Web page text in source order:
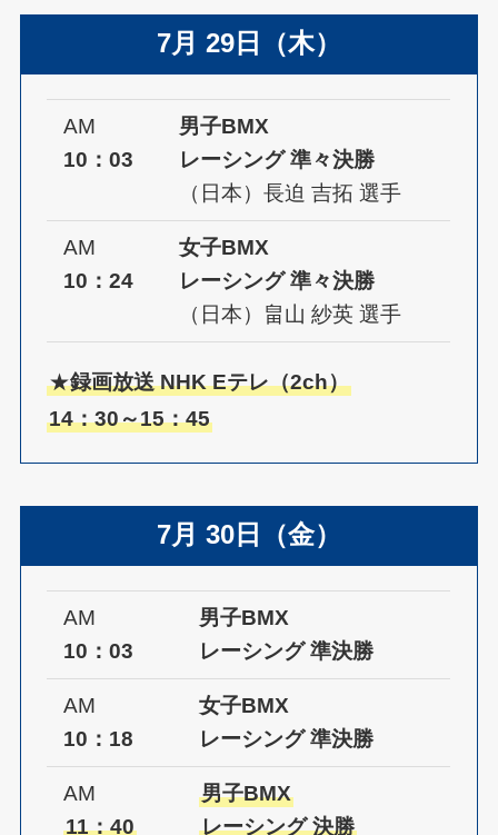
7月 29日（木）
AM
10：03
男子BMX
レーシング 準々決勝
（日本）長迫 吉拓 選手
AM
10：24
女子BMX
レーシング 準々決勝
（日本）畠山 紗英 選手
★録画放送 NHK Eテレ（2ch）
14：30～15：45
7月 30日（金）
AM
10：03
男子BMX
レーシング 準決勝
AM
10：18
女子BMX
レーシング 準決勝
AM
11：40
男子BMX
レーシング 決勝